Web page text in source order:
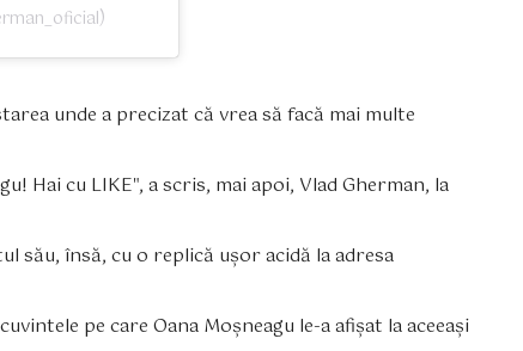
unde a precizat că vrea să facă mai multe
Hai cu LIKE", a scris, mai apoi, Vlad Gherman, la
său, însă, cu o replică ușor acidă la adresa
pe care Oana Moșneagu le-a afișat la aceeași